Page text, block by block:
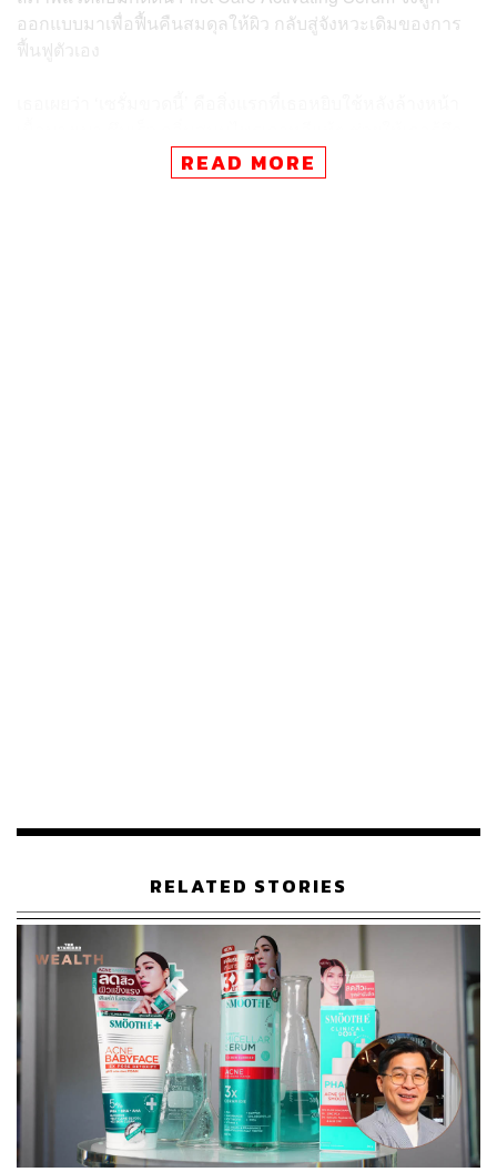
ออกแบบมาเพื่อฟื้นคืนสมดุลให้ผิว กลับสู่จังหวะเดิมของการ
ฟื้นฟูตัวเอง
สงบ เหมือนได้รีเซ็ตทั้งผิวและใจไปพร้อมกัน น่าสนใจที่คีย์เม
สเสจที่แบรนด์นำเสนอเป็นการแสดงแนวคิดของผิวที่ดู
Beauty Editor | THE STANDARD LIFE
READ MORE
RELATED STORIES